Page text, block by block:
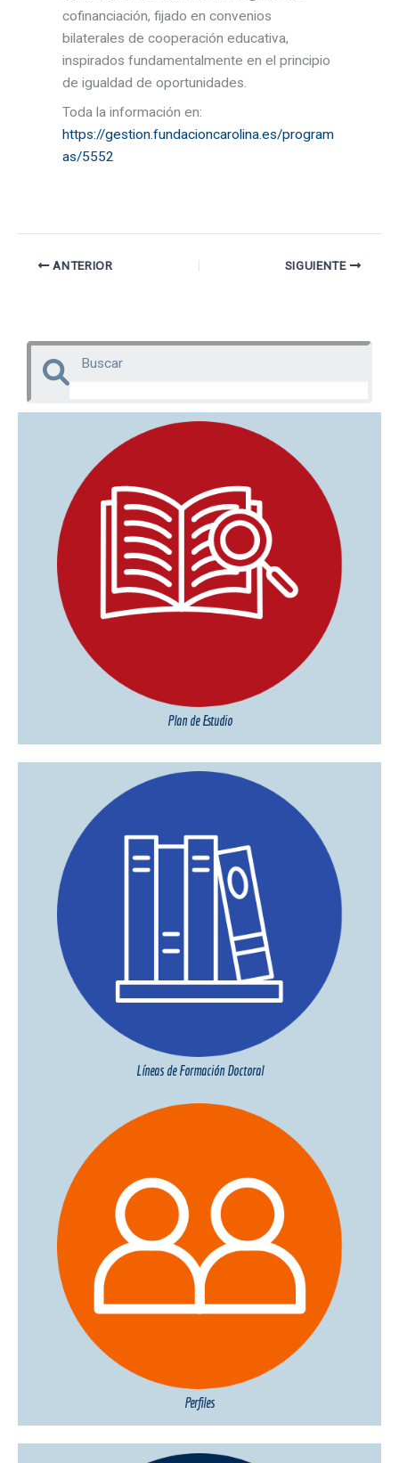
cofinanciación, fijado en convenios
bilaterales de cooperación educativa,
inspirados fundamentalmente en el principio
de igualdad de oportunidades.
Toda la información en:
https://gestion.fundacioncarolina.es/program
as/5552
ANTERIOR SIGUIENTE
Plan de Estudio
Líneas de Formación Doctoral
Perfiles